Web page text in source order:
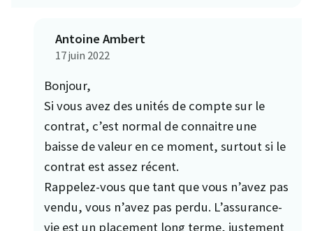
Antoine Ambert
17 juin 2022
Bonjour,
Si vous avez des unités de compte sur le
contrat, c’est normal de connaitre une
baisse de valeur en ce moment, surtout si le
contrat est assez récent.
Rappelez-vous que tant que vous n’avez pas
vendu, vous n’avez pas perdu. L’assurance-
vie est un placement long terme, justement